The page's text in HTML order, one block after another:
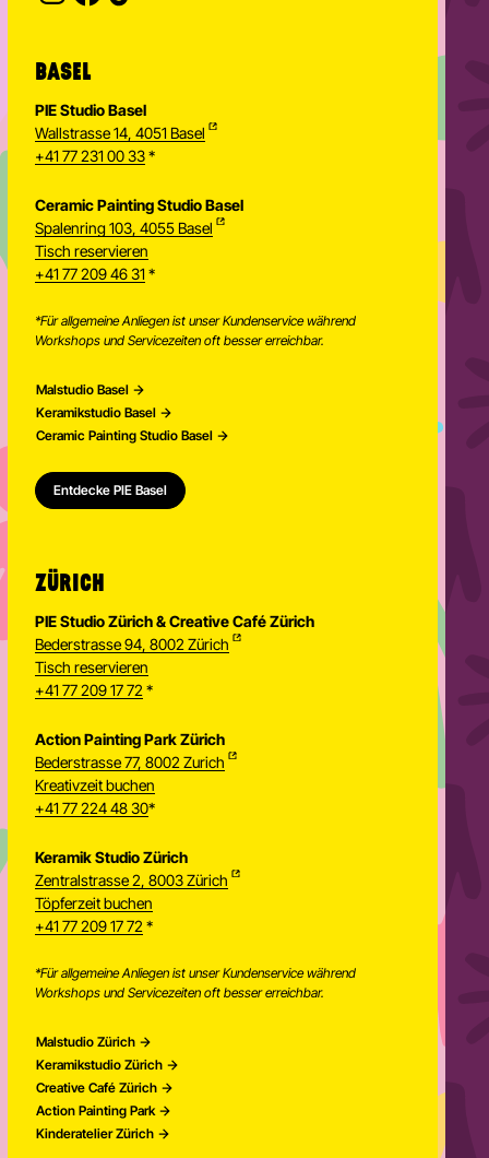
Newsletter
BASEL
PIE Studio Basel
Wallstrasse 14, 4051 Basel
+41 77 231 00 33*
Ceramic Painting Studio Basel
Spalenring 103, 4055 Basel
Tisch reservieren
+41 77 209 46 31 *
*Für allgemeine Anliegen ist unser Kundenservice während
Workshops und Servicezeiten oft besser erreichbar.
Malstudio Basel
Keramikstudio Basel
Ceramic Painting Studio Basel
Entdecke PIE Basel
ZÜRICH
PIE Studio Zürich & Creative Café Zürich
Bederstrasse 94, 8002 Zürich
Tisch reservieren
+41 77 209 17 72 *
Action Painting Park Zürich
Bederstrasse 77, 8002 Zurich
Kreativzeit buchen
+41 77 224 48 30*
Keramik Studio Zürich
Zentralstrasse 2, 8003 Zürich
Töpferzeit buchen
+41 77 209 17 72 *
*Für allgemeine Anliegen ist unser Kundenservice während
Workshops und Servicezeiten oft besser erreichbar.
Malstudio Zürich
Keramikstudio Zürich
Creative Café Zürich
Action Painting Park
Kinderatelier Zürich